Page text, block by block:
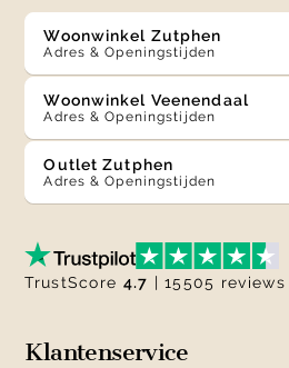
Woonwinkel Zutphen
Adres & Openingstijden
Woonwinkel Veenendaal
Adres & Openingstijden
Outlet Zutphen
Adres & Openingstijden
Klantenservice
TrustScore 4.7 | 15505 reviews